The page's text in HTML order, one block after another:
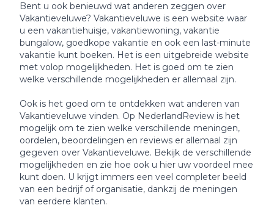
Bent u ook benieuwd wat anderen zeggen over
Vakantieveluwe? Vakantieveluwe is een website waar
u een vakantiehuisje, vakantiewoning, vakantie
bungalow, goedkope vakantie en ook een last-minute
vakantie kunt boeken. Het is een uitgebreide website
met volop mogelijkheden. Het is goed om te zien
welke verschillende mogelijkheden er allemaal zijn.
Ook is het goed om te ontdekken wat anderen van
Vakantieveluwe vinden. Op NederlandReview is het
mogelijk om te zien welke verschillende meningen,
oordelen, beoordelingen en reviews er allemaal zijn
gegeven over Vakantieveluwe. Bekijk de verschillende
mogelijkheden en zie hoe ook u hier uw voordeel mee
kunt doen. U krijgt immers een veel completer beeld
van een bedrijf of organisatie, dankzij de meningen
van eerdere klanten.